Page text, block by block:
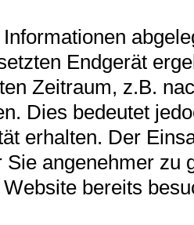
Endgerät
Zeitraum, z.B.
Dies bedeutet
erhalten. Der
angenehmer zu
bereits